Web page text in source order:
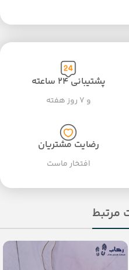
پشتیبانی ۲۴ ساعته
و ۷ روز هفته
رضایت مشتریان
افتخار ماست
مرتبط